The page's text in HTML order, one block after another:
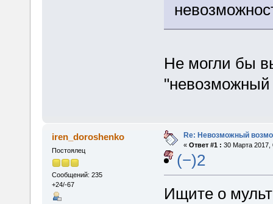
Не могли бы
iren_doroshenko
Постоялец
Сообщений: 235
+24/-67
Re: Невозможный
« Ответ #1 : 30 Марта 2017,
(−)2
Ищите о